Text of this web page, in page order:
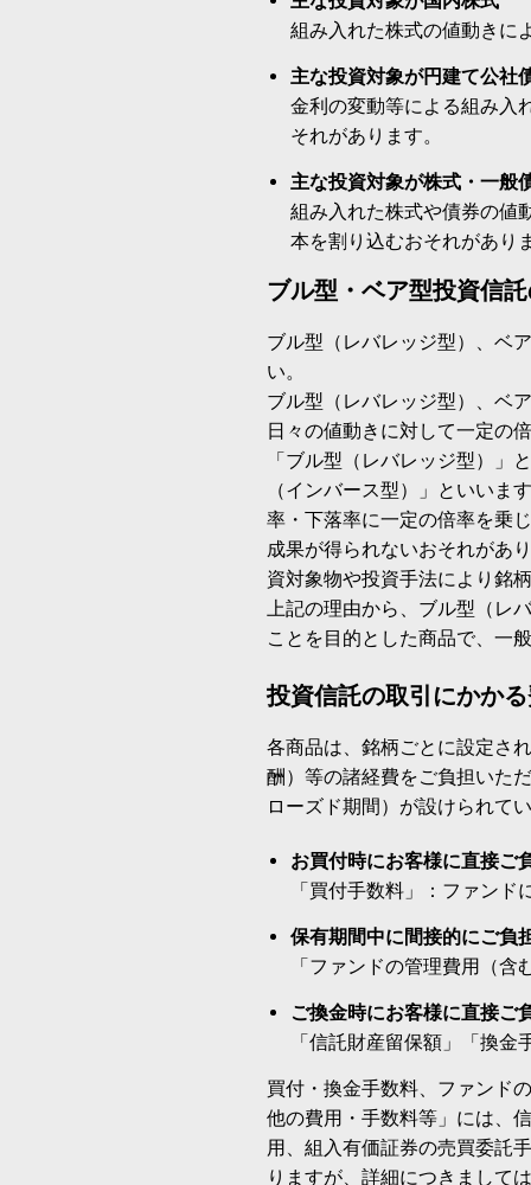
組み入れた株式の値動きに
主な投資対象が円建て公社
金利の変動等による組み入
それがあります。
主な投資対象が株式・一般
組み入れた株式や債券の値
本を割り込むおそれがあり
ブル型・ベア型投資信
ブル型（レバレッジ型）、ベ
い。
ブル型（レバレッジ型）、ベ
日々の値動きに対して一定の
「ブル型（レバレッジ型）」
（インバース型）」といいま
率・下落率に一定の倍率を乗
成果が得られないおそれがあ
資対象物や投資手法により銘
上記の理由から、ブル型（レ
ことを目的とした商品で、一
投資信託の取引にかか
各商品は、銘柄ごとに設定さ
酬）等の諸経費をご負担いた
ローズド期間）が設けられて
お買付時にお客様に直接ご
「買付手数料」：ファンド
保有期間中に間接的にご負
「ファンドの管理費用（
ご換金時にお客様に直接ご
「信託財産留保額」「換
買付・換金手数料、ファンド
他の費用・手数料等」には、
用、組入有価証券の売買委託
りますが、詳細につきまして